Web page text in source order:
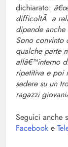
dichiarato:
difficoltÃ a
dipende
Sono convinto
qualche parte
allâ€™interno
ripetitiva e poi
sedere su un
ragazzi
Seguici anche
Facebook e